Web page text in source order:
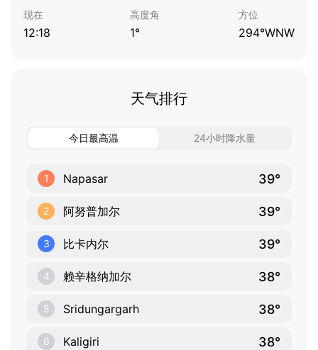
现在
12:18
高度角
1°
方位
294°WNW
天气排行
今日最高温 24小时降水量
1 Napasar 39°
2 阿努普加尔 39°
3 比卡内尔 39°
4 赖辛格纳加尔 38°
5 Sridungargarh 38°
6 Kaligiri 38°